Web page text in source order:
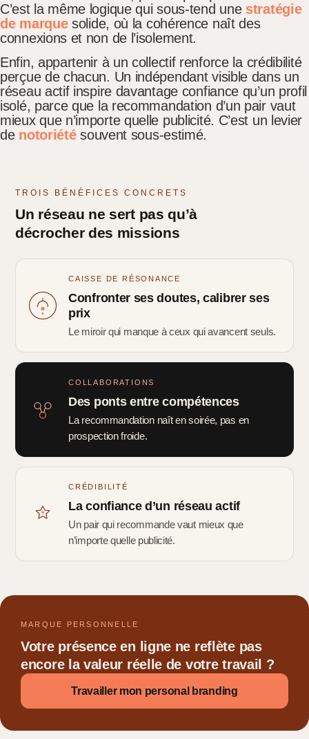
C’est la même logique qui sous-tend une stratégie
de marquesolide, où la cohérence naît des
connexions et non de l’isolement.
Enfin, appartenir à un collectif renforce la crédibilité
perçue de chacun. Un indépendant visible dans un
réseau actif inspire davantage confiance qu’un profil
isolé, parce que la recommandation d’un pair vaut
mieux que n’importe quelle publicité. C’est un levier
de notoriétésouvent sous-estimé.
TROIS BÉNÉFICES CONCRETS
Un réseau ne sert pas qu’à
décrocher des missions
CAISSE DE RÉSONANCE
Confronter ses doutes, calibrer ses
prix
Le miroir qui manque à ceux qui avancent seuls.
COLLABORATIONS
Des ponts entre compétences
La recommandation naît en soirée, pas en
prospection froide.
CRÉDIBILITÉ
La confiance d’un réseau actif
Un pair qui recommande vaut mieux que
n’importe quelle publicité.
MARQUE PERSONNELLE
Votre présence en ligne ne reflète pas
encore la valeur réelle de votre travail ?
Travailler mon personal branding